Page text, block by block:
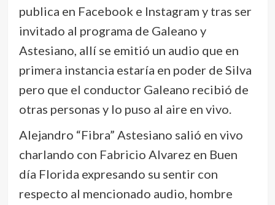
publica en Facebook e Instagram y tras ser
invitado al programa de Galeano y
Astesiano, allí se emitió un audio que en
primera instancia estaría en poder de Silva
pero que el conductor Galeano recibió de
otras personas y lo puso al aire en vivo.
Alejandro “Fibra” Astesiano salió en vivo
charlando con Fabricio Alvarez en Buen
día Florida expresando su sentir con
respecto al mencionado audio, hombre